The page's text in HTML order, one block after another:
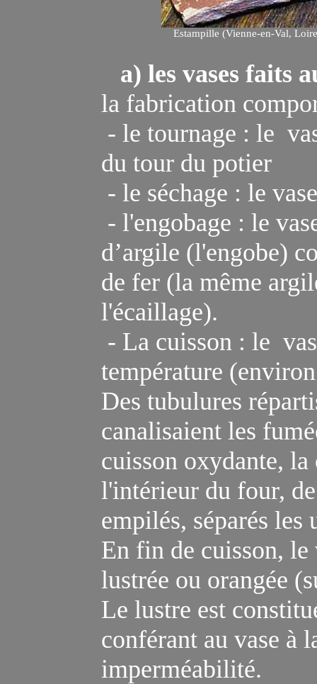
Estampille (Vienne-en-Val,
a) les vases faits
la fabrication
- le tournage : le
du tour du potier
- le séchage : le
- l'engobage : le
d’argile (l'engobe)
de fer (la même
l'écaillage).
- La cuisson : le
température
Des tubulures
canalisaient les
cuisson oxydante,
l'intérieur du four,
empilés, séparés les
En fin de cuisson, le
lustrée ou orangée
Le lustre est
conférant au vase à
imperméabilité.